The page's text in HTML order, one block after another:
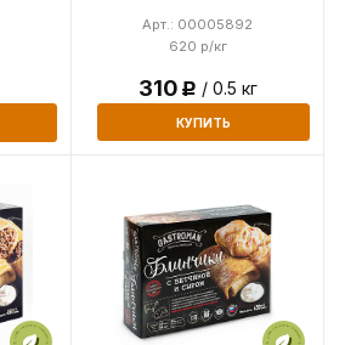
620 р/кг
Арт.: 00005892
310Р / 0.5 кг
КУПИТЬ